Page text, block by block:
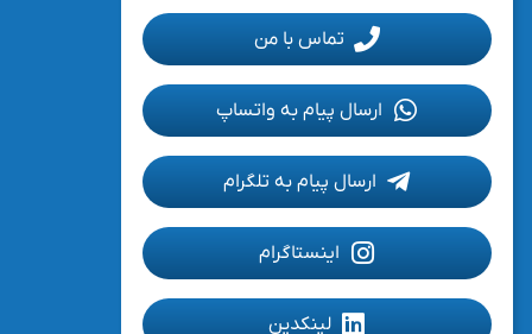
تماس با من
ارسال پیام به واتساپ
ارسال پیام به تلگرام
اینستاگرام
لینکدین